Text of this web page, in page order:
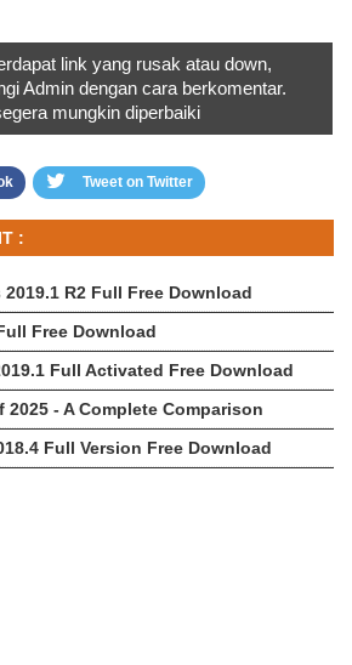
link yang rusak atau down,
Admin dengan cara berkomentar.
mungkin diperbaiki
Tweet on Twitter
:
R2 Full Free Download
Free Download
Full Activated Free Download
2025 - A Complete Comparison
Full Version Free Download